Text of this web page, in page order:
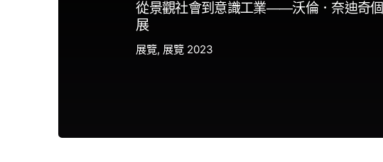
從景觀社會到意識工業——沃倫．奈迪奇個
展
展覽 展覽 2023